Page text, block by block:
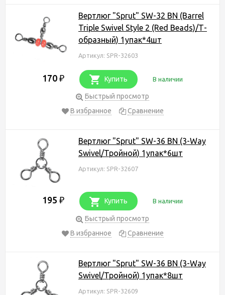
Вертлюг "Sprut" SW-32 BN (Barrel
Triple Swivel Style 2 (Red Beads)/Т-
образный) 1упак*4шт
Артикул: SPR-32603
170 ₽ Купить В наличии
Быстрый просмотр
В избранное
Сравнение
Вертлюг "Sprut" SW-36 BN (3-Way
Swivel/Тройной) 1упак*6шт
Артикул: SPR-32607
195 ₽ Купить В наличии
Быстрый просмотр
В избранное
Сравнение
Вертлюг "Sprut" SW-36 BN (3-Way
Swivel/Тройной) 1упак*8шт
Артикул: SPR-32609